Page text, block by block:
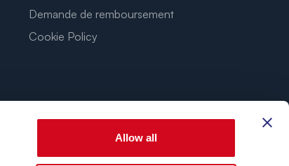
Allow all
Demande de remboursement
Cookie Policy